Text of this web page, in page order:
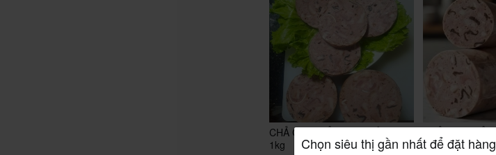
CHẢ GIÒ THỦ trắng XUÂN ANH
1kg
1kg
Chọn siêu thị gần nhất để đặt hàng